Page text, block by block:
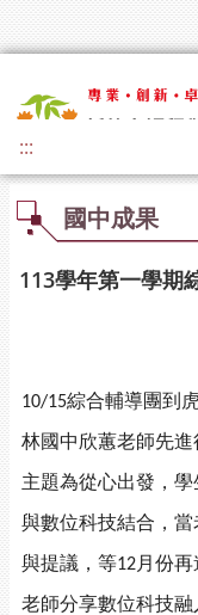
:::
國中成果
113學年第一學期
10/15綜合輔導團到
林國中欣蕙老師先進
主題為從心出發，
與數位科技結合，
與提議，等12月份
老師分享數位科技